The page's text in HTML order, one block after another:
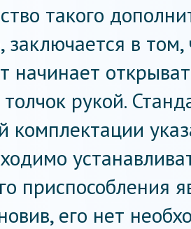
такого
заключается в
начинает
толчок рукой.
комплектации
приспособления
его нет